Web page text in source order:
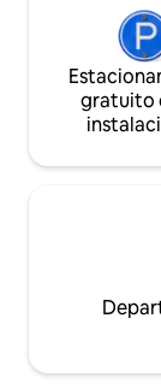
gratuito